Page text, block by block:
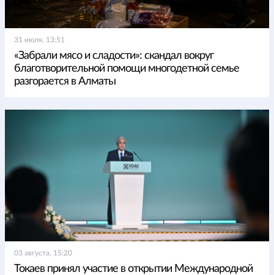
31 июля, 13:51
«Забрали мясо и сладости»: скандал вокруг
благотворительной помощи многодетной семье
разгорается в Алматы
03 августа, 15:20
Токаев принял участие в открытии Международной